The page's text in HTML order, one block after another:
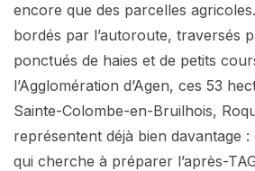
encore que des parcelles
bordés par l’autoroute, traversés
ponctués de haies et de petits
l’Agglomération d’Agen, ces 53
Sainte-Colombe-en-Bruilhois,
représentent déjà bien davantage :
qui cherche à préparer l’après-